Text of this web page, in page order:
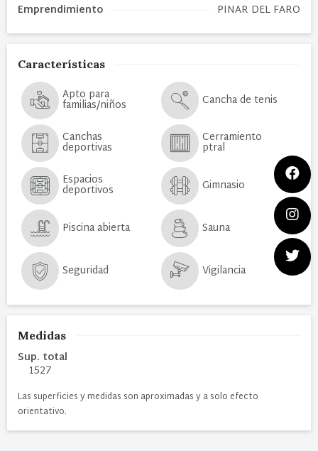
Emprendimiento
PINAR DEL FARO
Características
Apto para
familias/niños Cancha de tenis
Canchas
deportivas
Cerramiento
ptral
Espacios
deportivos Gimnasio
Piscina abierta Sauna
Seguridad Vigilancia
Medidas
Sup. total
1527
Las superficies y medidas son aproximadas y a solo efecto
orientativo.